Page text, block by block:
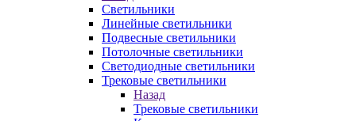
Светильники
Линейные светильники
Подвесные светильники
Потолочные светильники
Светодиодные светильники
Трековые светильники
Назад
Трековые светильники